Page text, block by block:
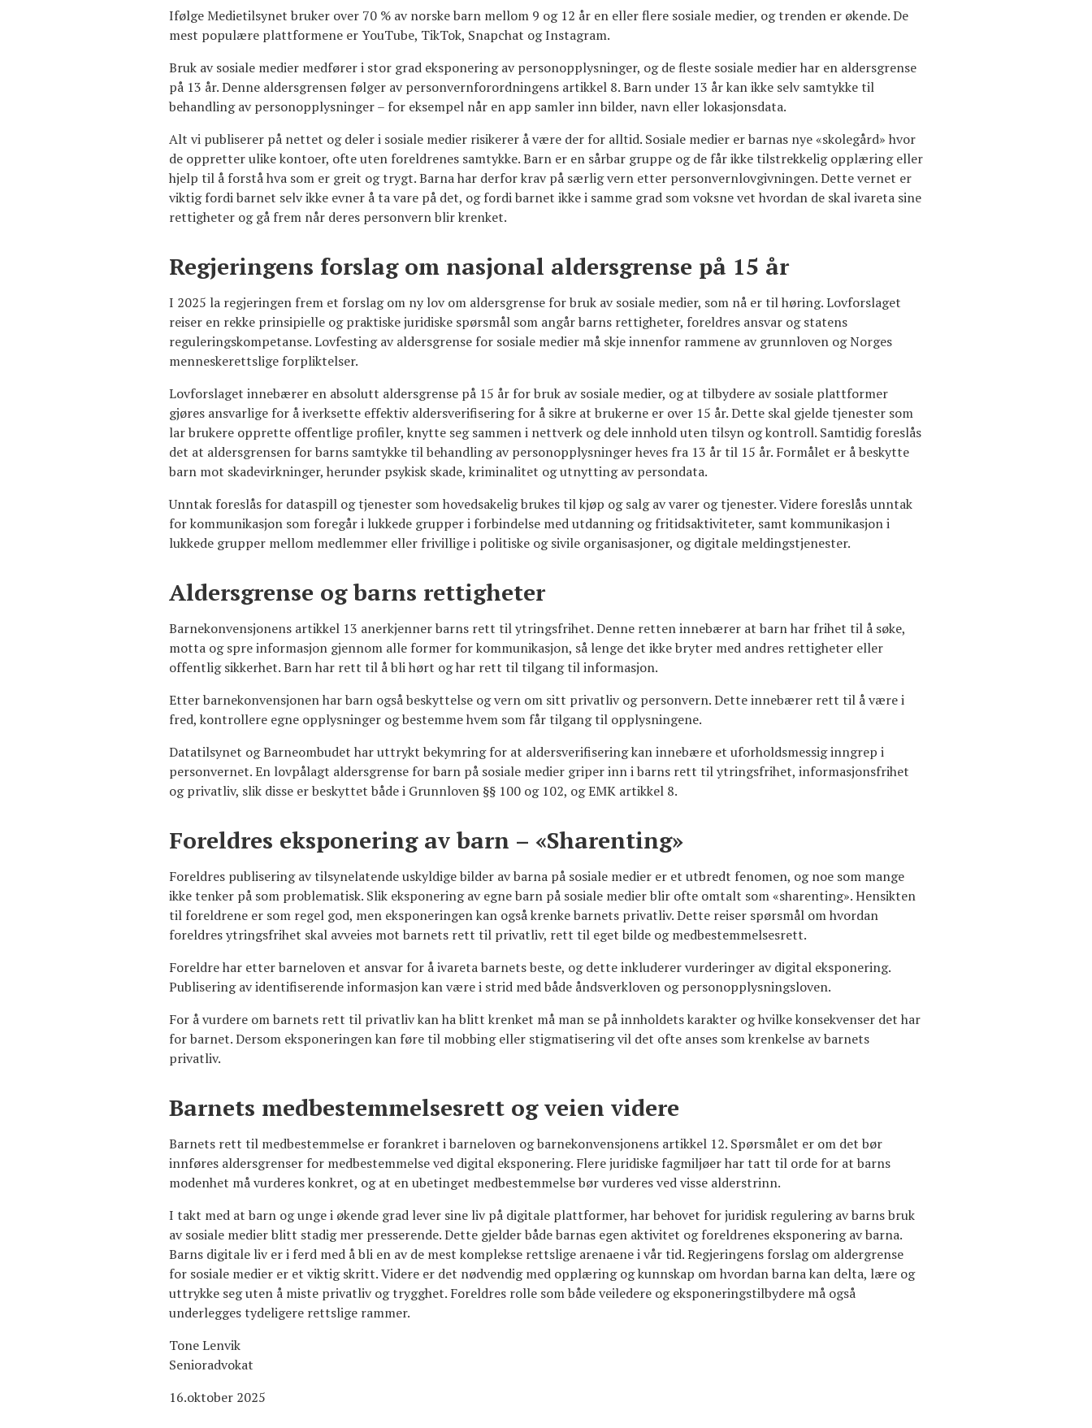
Ifølge Medietilsynet bruker over 70 % av norske barn mellom 9 og 12 år en eller flere sosiale medier, og trenden er økende. De
mest populære plattformene er YouTube, TikTok, Snapchat og Instagram.
Bruk av sosiale medier medfører i stor grad eksponering av personopplysninger, og de fleste sosiale medier har en aldersgrense
på 13 år. Denne aldersgrensen følger av personvernforordningens artikkel 8. Barn under 13 år kan ikke selv samtykke til
behandling av personopplysninger – for eksempel når en app samler inn bilder, navn eller lokasjonsdata.
Alt vi publiserer på nettet og deler i sosiale medier risikerer å være der for alltid. Sosiale medier er barnas nye «skolegård» hvor
de oppretter ulike kontoer, ofte uten foreldrenes samtykke. Barn er en sårbar gruppe og de får ikke tilstrekkelig opplæring eller
hjelp til å forstå hva som er greit og trygt. Barna har derfor krav på særlig vern etter personvernlovgivningen. Dette vernet er
viktig fordi barnet selv ikke evner å ta vare på det, og fordi barnet ikke i samme grad som voksne vet hvordan de skal ivareta sine
rettigheter og gå frem når deres personvern blir krenket.
Regjeringens forslag om nasjonal aldersgrense på 15 år
I 2025 la regjeringen frem et forslag om ny lov om aldersgrense for bruk av sosiale medier, som nå er til høring. Lovforslaget
reiser en rekke prinsipielle og praktiske juridiske spørsmål som angår barns rettigheter, foreldres ansvar og statens
reguleringskompetanse. Lovfesting av aldersgrense for sosiale medier må skje innenfor rammene av grunnloven og Norges
menneskerettslige forpliktelser.
Lovforslaget innebærer en absolutt aldersgrense på 15 år for bruk av sosiale medier, og at tilbydere av sosiale plattformer
gjøres ansvarlige for å iverksette effektiv aldersverifisering for å sikre at brukerne er over 15 år. Dette skal gjelde tjenester som
lar brukere opprette offentlige profiler, knytte seg sammen i nettverk og dele innhold uten tilsyn og kontroll. Samtidig foreslås
det at aldersgrensen for barns samtykke til behandling av personopplysninger heves fra 13 år til 15 år. Formålet er å beskytte
barn mot skadevirkninger, herunder psykisk skade, kriminalitet og utnytting av persondata.
Unntak foreslås for dataspill og tjenester som hovedsakelig brukes til kjøp og salg av varer og tjenester. Videre foreslås unntak
for kommunikasjon som foregår i lukkede grupper i forbindelse med utdanning og fritidsaktiviteter, samt kommunikasjon i
lukkede grupper mellom medlemmer eller frivillige i politiske og sivile organisasjoner, og digitale meldingstjenester.
Aldersgrense og barns rettigheter
Barnekonvensjonens artikkel 13 anerkjenner barns rett til ytringsfrihet. Denne retten innebærer at barn har frihet til å søke,
motta og spre informasjon gjennom alle former for kommunikasjon, så lenge det ikke bryter med andres rettigheter eller
offentlig sikkerhet. Barn har rett til å bli hørt og har rett til tilgang til informasjon.
Etter barnekonvensjonen har barn også beskyttelse og vern om sitt privatliv og personvern. Dette innebærer rett til å være i
fred, kontrollere egne opplysninger og bestemme hvem som får tilgang til opplysningene.
Datatilsynet og Barneombudet har uttrykt bekymring for at aldersverifisering kan innebære et uforholdsmessig inngrep i
personvernet. En lovpålagt aldersgrense for barn på sosiale medier griper inn i barns rett til ytringsfrihet, informasjonsfrihet
og privatliv, slik disse er beskyttet både i Grunnloven §§ 100 og 102, og EMK artikkel 8.
Foreldres eksponering av barn – «Sharenting»
Foreldres publisering av tilsynelatende uskyldige bilder av barna på sosiale medier er et utbredt fenomen, og noe som mange
ikke tenker på som problematisk. Slik eksponering av egne barn på sosiale medier blir ofte omtalt som «sharenting». Hensikten
til foreldrene er som regel god, men eksponeringen kan også krenke barnets privatliv. Dette reiser spørsmål om hvordan
foreldres ytringsfrihet skal avveies mot barnets rett til privatliv, rett til eget bilde og medbestemmelsesrett.
Foreldre har etter barneloven et ansvar for å ivareta barnets beste, og dette inkluderer vurderinger av digital eksponering.
Publisering av identifiserende informasjon kan være i strid med både åndsverkloven og personopplysningsloven.
For å vurdere om barnets rett til privatliv kan ha blitt krenket må man se på innholdets karakter og hvilke konsekvenser det har
for barnet. Dersom eksponeringen kan føre til mobbing eller stigmatisering vil det ofte anses som krenkelse av barnets
privatliv.
Barnets medbestemmelsesrett og veien videre
Barnets rett til medbestemmelse er forankret i barneloven og barnekonvensjonens artikkel 12. Spørsmålet er om det bør
innføres aldersgrenser for medbestemmelse ved digital eksponering. Flere juridiske fagmiljøer har tatt til orde for at barns
modenhet må vurderes konkret, og at en ubetinget medbestemmelse bør vurderes ved visse alderstrinn.
I takt med at barn og unge i økende grad lever sine liv på digitale plattformer, har behovet for juridisk regulering av barns bruk
av sosiale medier blitt stadig mer presserende. Dette gjelder både barnas egen aktivitet og foreldrenes eksponering av barna.
Barns digitale liv er i ferd med å bli en av de mest komplekse rettslige arenaene i vår tid. Regjeringens forslag om aldergrense
for sosiale medier er et viktig skritt. Videre er det nødvendig med opplæring og kunnskap om hvordan barna kan delta, lære og
uttrykke seg uten å miste privatliv og trygghet. Foreldres rolle som både veiledere og eksponeringstilbydere må også
underlegges tydeligere rettslige rammer.
Tone Lenvik
Senioradvokat
16.oktober 2025